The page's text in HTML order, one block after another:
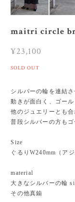
maitri circle
¥23,100
SOLD OUT
シルバーの輪を連結
動きが面白く、ゴー
他のジュエリーとも合
普段シルバーの方も
Size
ぐるりW240mm（ア
material
大きなシルバーの輪
その他真鍮